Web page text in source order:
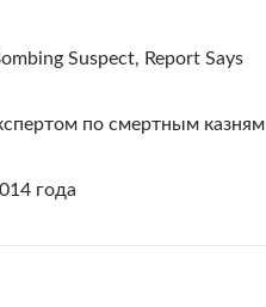
Suspect, Report Says
по смертным казням
года